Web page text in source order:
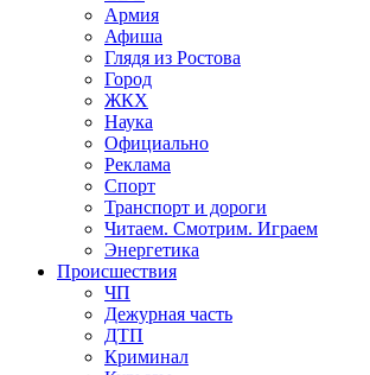
Армия
Афиша
Глядя из Ростова
Город
ЖКХ
Наука
Официально
Реклама
Спорт
Транспорт и дороги
Читаем. Смотрим. Играем
Энергетика
Происшествия
ЧП
Дежурная часть
ДТП
Криминал